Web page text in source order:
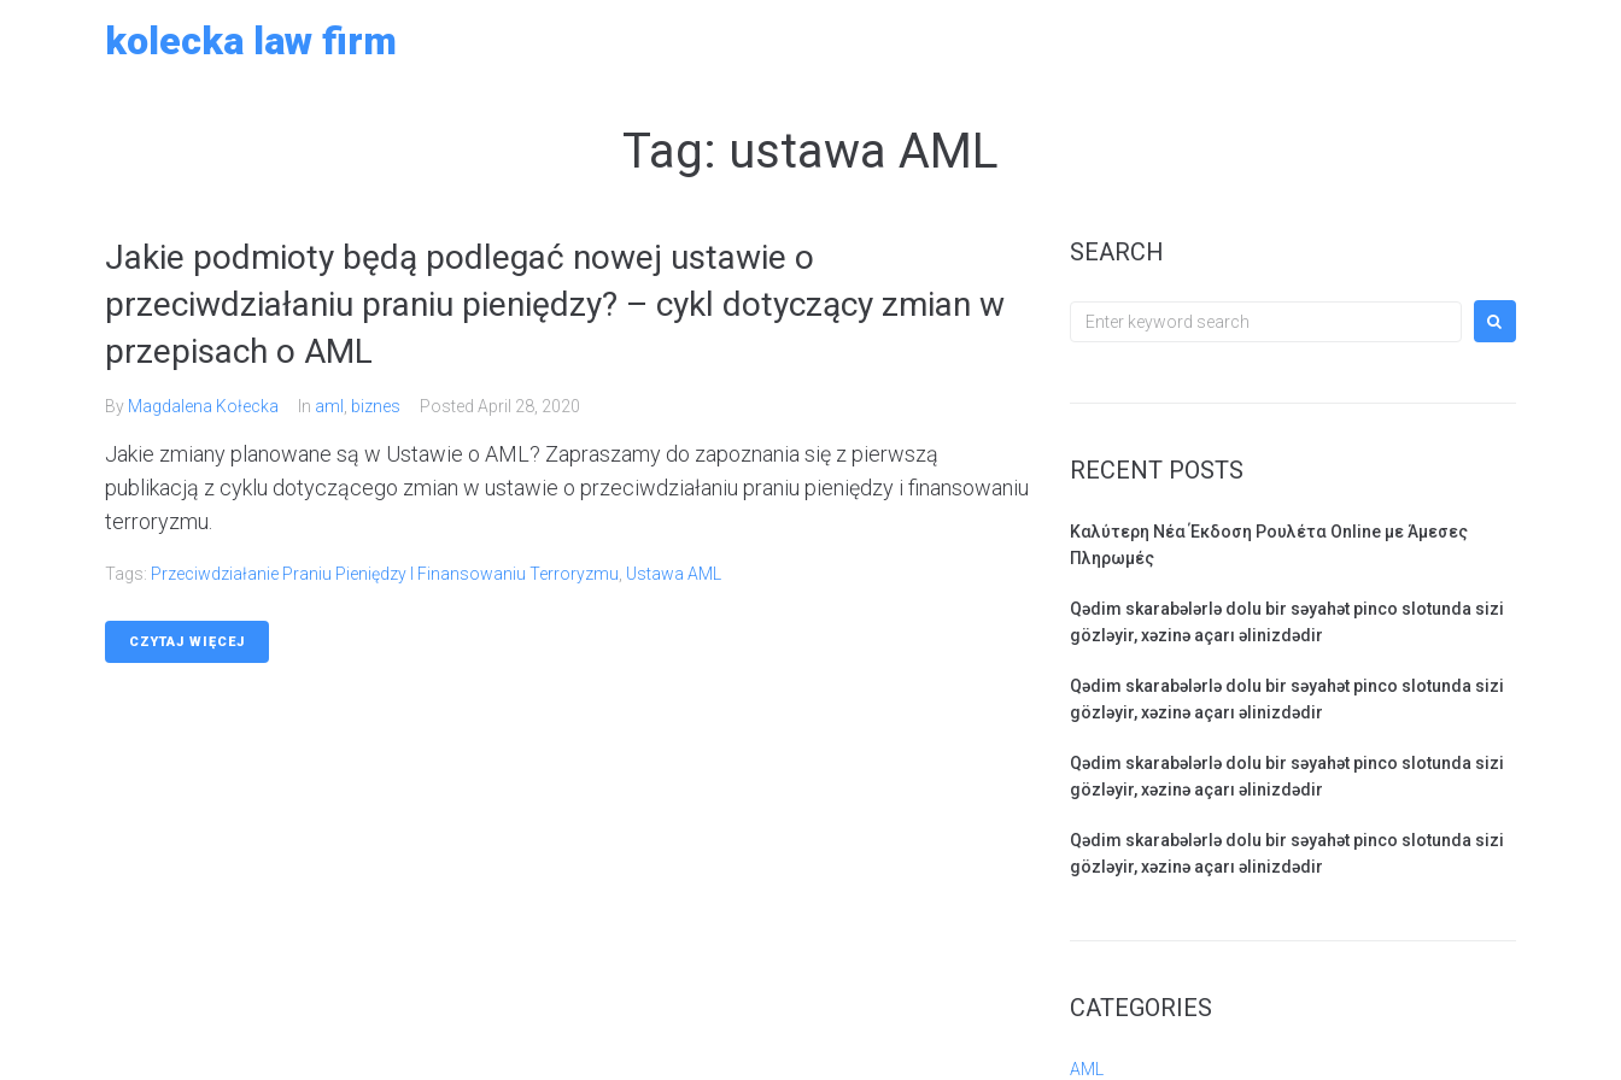
kolecka law firm
Tag: ustawa AML
Jakie podmioty będą podlegać nowej ustawie o
przeciwdziałaniu praniu pieniędzy? – cykl dotyczący zmian w
przepisach o AML
By Magdalena Kołecka In aml biznes Posted April 28, 2020
Jakie zmiany planowane są w Ustawie o AML? Zapraszamy do zapoznania się z pierwszą
publikacją z cyklu dotyczącego zmian w ustawie o przeciwdziałaniu praniu pieniędzy i finansowaniu
terroryzmu.
Tags: Przeciwdziałanie Praniu Pieniędzy I Finansowaniu Terroryzmu Ustawa AML
CZYTAJ WIĘCEJ
SEARCH
Search
RECENT POSTS
Καλύτερη Νέα Έκδοση Ρουλέτα Online με Άμεσες
Πληρωμές
Qədim skarabələrlə dolu bir səyahət pinco slotunda sizi
gözləyir, xəzinə açarı əlinizdədir
Qədim skarabələrlə dolu bir səyahət pinco slotunda sizi
gözləyir, xəzinə açarı əlinizdədir
Qədim skarabələrlə dolu bir səyahət pinco slotunda sizi
gözləyir, xəzinə açarı əlinizdədir
Qədim skarabələrlə dolu bir səyahət pinco slotunda sizi
gözləyir, xəzinə açarı əlinizdədir
CATEGORIES
AML